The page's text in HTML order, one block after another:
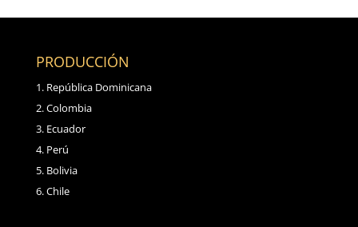
PRODUCCIÓN
República Dominicana
Colombia
Ecuador
Perú
Bolivia
Chile